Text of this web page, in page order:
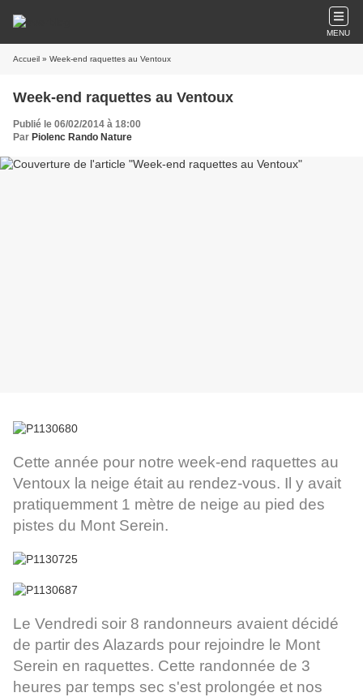
MENU
Accueil » Week-end raquettes au Ventoux
Week-end raquettes au Ventoux
Publié le 06/02/2014 à 18:00
Par Piolenc Rando Nature
Cette année pour notre week-end raquettes au
Ventoux la neige était au rendez-vous. Il y avait
pratiquemment 1 mètre de neige au pied des
pistes du Mont Serein.
Le Vendredi soir 8 randonneurs avaient décidé
de partir des Alazards pour rejoindre le Mont
Serein en raquettes. Cette randonnée de 3
heures par temps sec s'est prolongée et nos